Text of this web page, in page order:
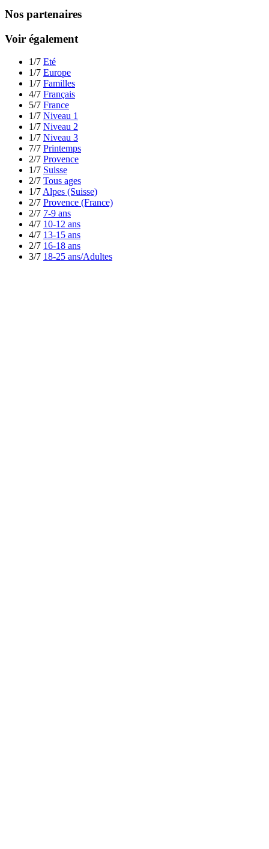
Nos partenaires
Voir également
1/7 Eté
1/7 Europe
1/7 Familles
4/7 Français
5/7 France
1/7 Niveau 1
1/7 Niveau 2
1/7 Niveau 3
7/7 Printemps
2/7 Provence
1/7 Suisse
2/7 Tous ages
1/7 Alpes (Suisse)
2/7 Provence (France)
2/7 7-9 ans
4/7 10-12 ans
4/7 13-15 ans
2/7 16-18 ans
3/7 18-25 ans/Adultes